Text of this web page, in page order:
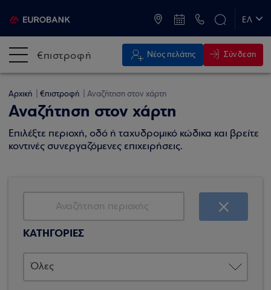
ΕΛ
€πιστροφή Νέος πελάτης Σύνδεση
Αρχική €πιστροφή Αναζήτηση στον χάρτη
Αναζήτηση στον χάρτη
Επιλέξτε περιοχή, οδό ή ταχυδρομικό κώδικα και βρείτε
κοντινές συνεργαζόμενες επιχειρήσεις.
ΚΑΤΗΓΟΡΙΕΣ